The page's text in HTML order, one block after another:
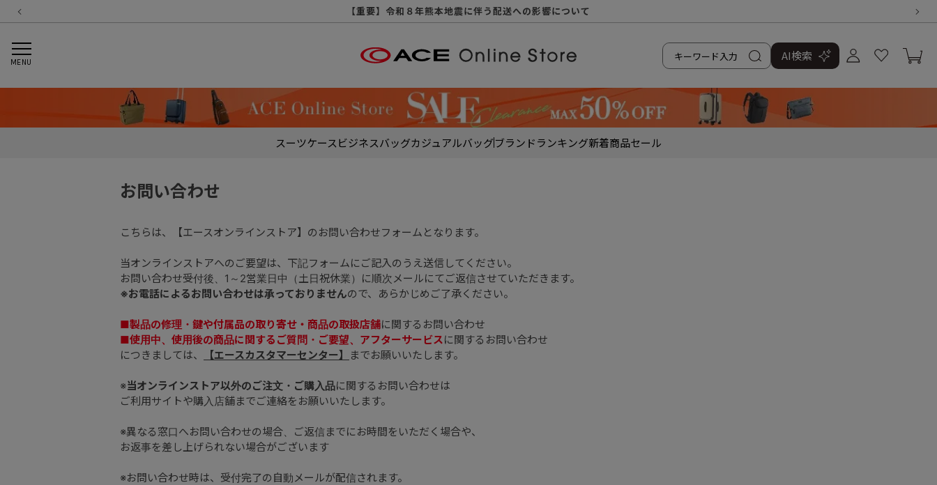
【重要】令和８年熊本地震に伴う配送への影響について
【重要】納品書・領収書ペーパーレス化（電子化）のお知らせ
【重要】天候不良や交通状況・物量増等に伴う配送への影響について
【重要】悪質な詐欺サイトにご注意ください
【重要】各種メールが届かない場合に関しまして
【重要】お問い合わせのご対応に関しまして
【重要】SNSのなりすまし詐欺にご注意ください
MENU AI検索
スーツケースビジネスバッグカジュアルバッグブランドランキング新着商品セール
お問い合わせ
こちらは、【エースオンラインストア】のお問い合わせフォームとなります。
当オンラインストアへのご要望は、下記フォームにご記入のうえ送信してください。
お問い合わせ受付後、1～2営業日中（土日祝休業）に順次メールにてご返信させていただきます。
※お電話によるお問い合わせは承っておりませんので、あらかじめご了承ください。
■製品の修理・鍵や付属品の取り寄せ・商品の取扱店舗に関するお問い合わせ
■使用中、使用後の商品に関するご質問・ご要望、アフターサービスに関するお問い合わせ
につきましては、
【エースカスタマーセンター】 までお願いいたします。
※当オンラインストア以外のご注文・ご購入品に関するお問い合わせは
ご利用サイトや購入店舗までご連絡をお願いいたします。
※異なる窓口へお問い合わせの場合、ご返信までにお時間をいただく場合や、
お返事を差し上げられない場合がございます
※お問い合わせ時は、受付完了の自動メールが配信されます。